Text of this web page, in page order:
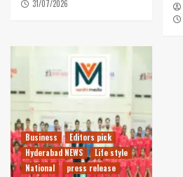
31/07/2026
Business
Editors pick
Hyderabad NEWS
Life style
National
press release